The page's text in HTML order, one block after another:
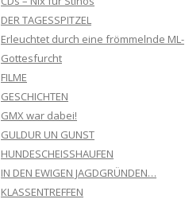
DER TAGESSPITZEL
Erleuchtet durch eine frömmelnde ML-
Gottesfurcht
FILME
GESCHICHTEN
GMX war dabei!
GULDUR UN GUNST
HUNDESCHEISSHAUFEN
IN DEN EWIGEN JAGDGRÜNDEN…
KLASSENTREFFEN